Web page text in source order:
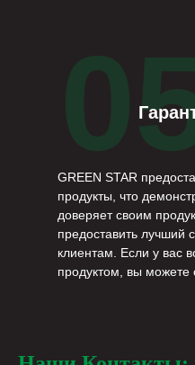
GREEN STAR
продукты, что
доверяет своим
предоставить лучший
клиентам. Если у вас
продуктом, вы можете